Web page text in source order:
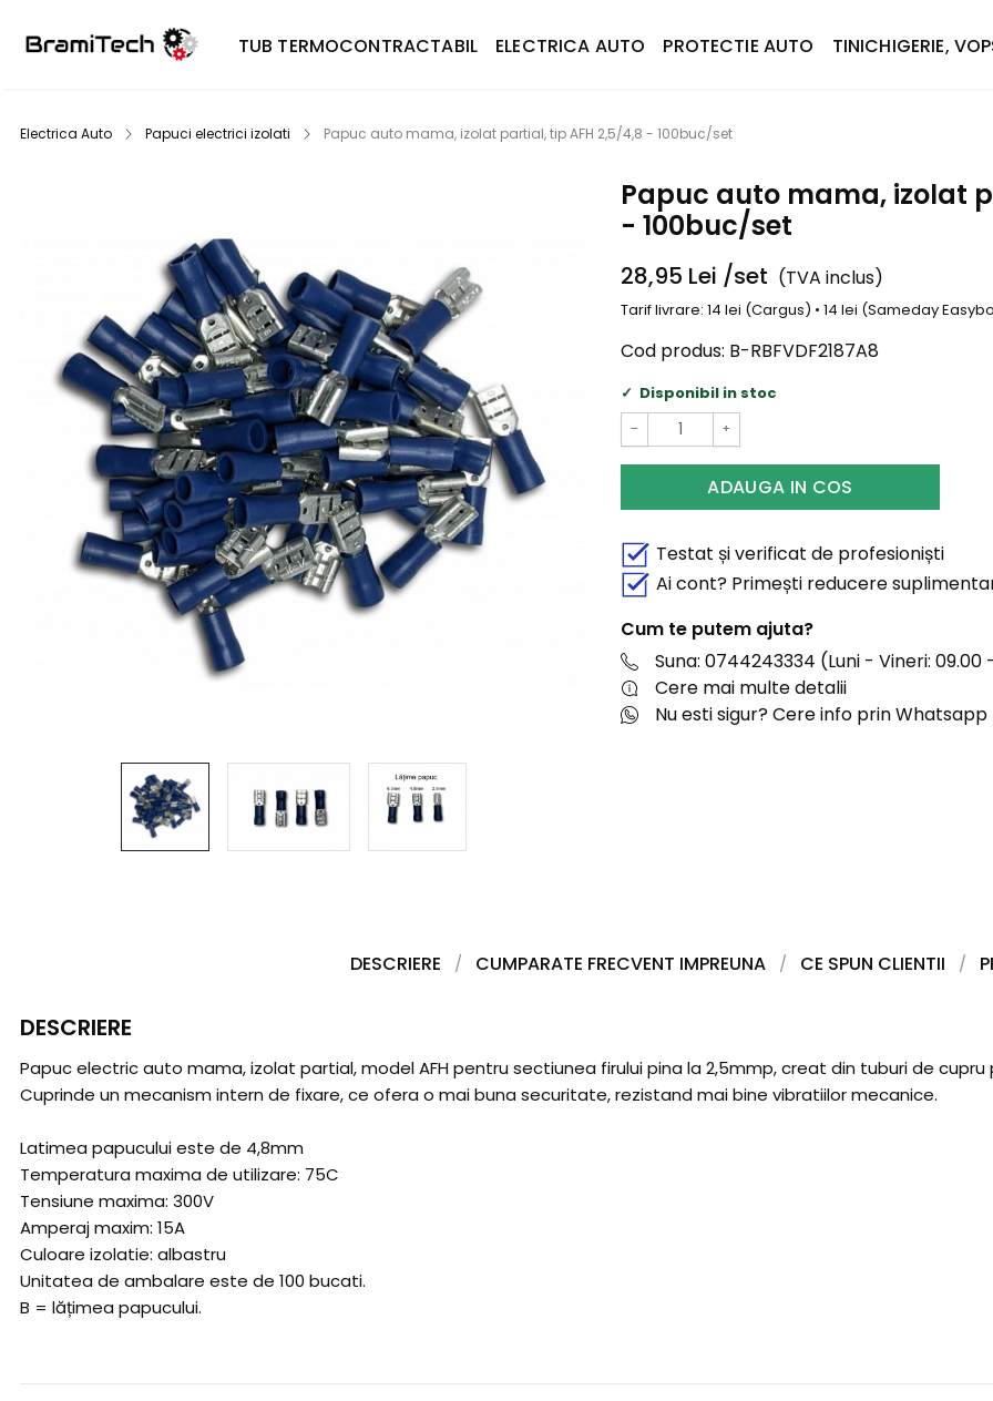
TUB TERMOCONTRACTABIL ELECTRICA AUTO PROTECTIE AUTO TINICHIGERIE,
Electrica Auto Papuci electrici izolati Papuc auto mama, izolat partial, tip AFH 2,5/4,8 - 100buc/set
Papuc auto mama, izolat
- 100buc/set
28,95 Lei /set (TVA inclus)
Tarif livrare: 14 lei (Cargus) • 14 lei (Sameday
Cod produs: B-RBFVDF2187A8
Disponibil in stoc
− +
ADAUGA IN COS
Testat și verificat de profesioniști
Ai cont? Primești reducere
Cum te putem ajuta?
Suna: 0744243334 (Luni - Vineri: 09.00
Cere mai multe detalii
Nu esti sigur? Cere info prin Whatsapp
DESCRIERE CUMPARATE FRECVENT IMPREUNA CE SPUN CLIENTII
DESCRIERE
Papuc electric auto mama, izolat partial, model AFH pentru sectiunea firului pina la 2,5mmp, creat din tuburi de
Cuprinde un mecanism intern de fixare, ce ofera o mai buna securitate, rezistand mai bine vibratiilor mecanice.
Latimea papucului este de 4,8mm
Temperatura maxima de utilizare: 75C
Tensiune maxima: 300V
Amperaj maxim: 15A
Culoare izolatie: albastru
Unitatea de ambalare este de 100 bucati.
B = lățimea papucului.